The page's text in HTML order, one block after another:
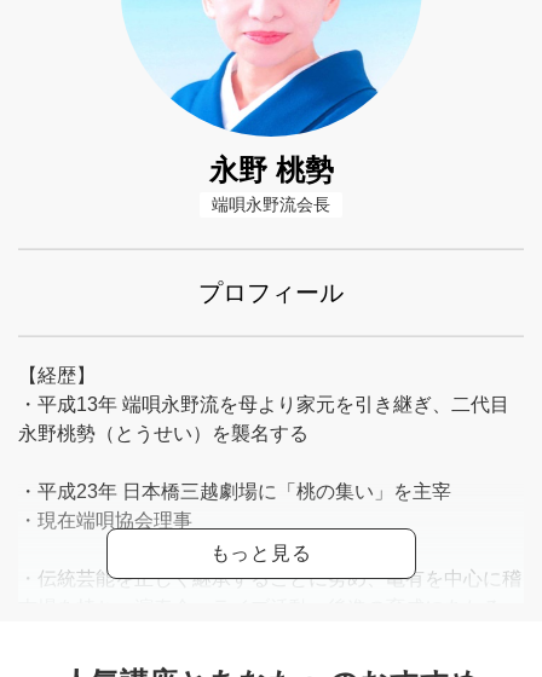
永野 桃勢
端唄永野流会長
プロフィール
【経歴】
・平成13年 端唄永野流を母より家元を引き継ぎ、二代目
永野桃勢（とうせい）を襲名する
・平成23年 日本橋三越劇場に「桃の集い」を主宰
・現在端唄協会理事
・伝統芸能を正しく継承することに努め、亀有を中心に稽
・令和5年 NHK邦楽オーディション合格。NHK FMラジオ